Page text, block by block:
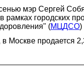
мэр Сергей
рамках городских
(МЦДСО)
Москве продается